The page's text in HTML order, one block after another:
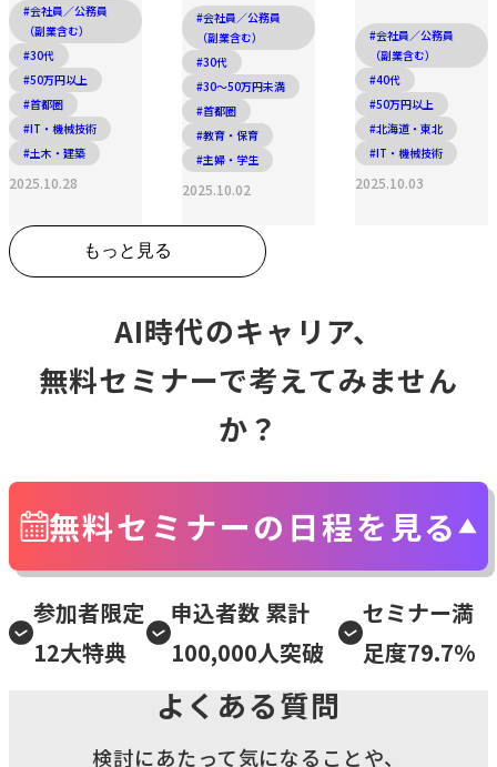
#会社員／公務員
（副業含む）
#30代
#50万円以上
#首都圏
#IT・機械技術
#土木・建築
2025.10.28
#会社員／公務員
（副業含む）
#30代
#30〜50万円未満
#首都圏
#教育・保育
#主婦・学生
2025.10.02
#会社員／公務員
（副業含む）
#40代
#50万円以上
#北海道・東北
#IT・機械技術
2025.10.03
もっと見る
AI時代のキャリア、
無料セミナーで考えてみません
か？
無料セミナーの日程を見る
参加者限定
12大特典
申込者数 累計
100,000人突破
セミナー満
足度79.7%
よくある質問
検討にあたって気になることや、